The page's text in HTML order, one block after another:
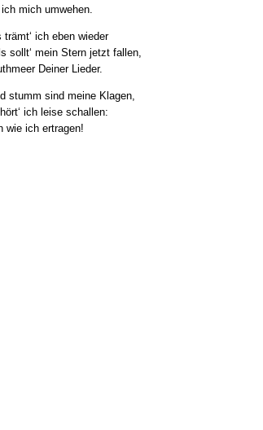
mich umwehen.
trämt‘ ich eben wieder
sollt‘ mein Stern jetzt fallen,
Deiner Lieder.
stumm sind meine Klagen,
ich leise schallen:
wie ich ertragen!